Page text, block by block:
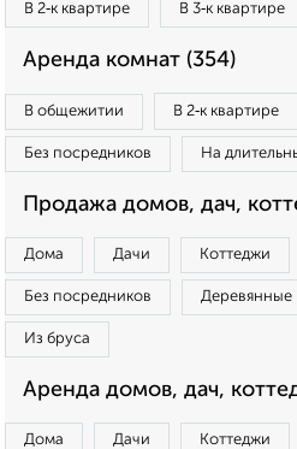
В 2‑к квартире В 3‑к квартире
Аренда комнат (354)
В общежитии В 2‑к квартире
Без посредников На
Продажа домов, дач,
Дома Дачи Коттеджи
Без посредников Деревянные
Из бруса
Аренда домов, дач,
Дома Дачи Коттеджи